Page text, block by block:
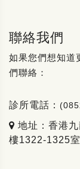
聯絡我們
如果您們想知道
們聯絡：
診所電話：
地址：香港
樓1322-1325室